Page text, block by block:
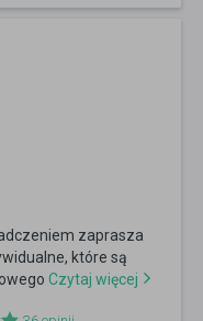
zaprasza
które są
Czytaj więcej